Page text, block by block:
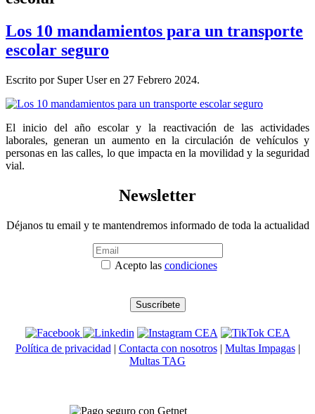
Los 10 mandamientos para un transporte
escolar seguro
Escrito por Super User en 27 Febrero 2024.
El inicio del año escolar y la reactivación de las actividades
laborales, generan un aumento en la circulación de vehículos y
personas en las calles, lo que impacta en la movilidad y la seguridad
vial.
Newsletter
Déjanos tu email y te mantendremos informado de toda la actualidad
Acepto las condiciones
Política de privacidad | Contacta con nosotros| Multas Impagas|
Multas TAG